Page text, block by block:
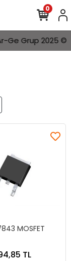
Ge Grup 2025 ©
0
MOSFET
TL